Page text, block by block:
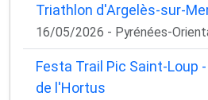
Triathlon d'Argelès-sur-
16/05/2026 - Pyrénées-
Festa Trail Pic Saint-Loup
de l'Hortus